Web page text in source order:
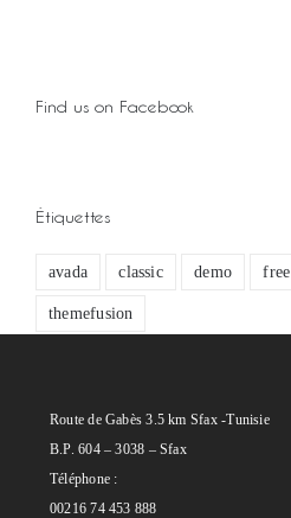
Find us on Facebook
Étiquettes
avada classic demo free
themefusion
Route de Gabès 3.5 km Sfax -Tunisie
B.P. 604 – 3038 – Sfax
Téléphone :
00216 74 453 888